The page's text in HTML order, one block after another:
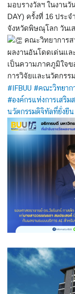
มอบรางวัลฯ ในงาน
DAY) ครั้งที่ 16 ประ
จังหวัดพิษณุโลก วันเ
คณะวิทยาการ
ผลงานอันโดดเด่นแล
เป็นความภาคภูมิใจ
การวิจัยและนวัตกร
#IFBUU #คณะวิทยาก
#องค์กรแห่งการเสริม
นวัตกรรมดิจิทัลที่ยั่งยืน